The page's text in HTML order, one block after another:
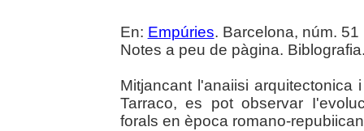
En: Empúries. Barcelona, núm.
Notes a peu de pàgina.
Mitjancant l'anaiisi
Tarraco, es pot observar
forals en època romano-